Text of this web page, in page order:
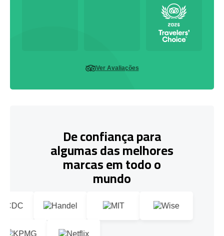
Ver Avaliações
De confiança para
algumas das melhores
marcas em todo o
mundo